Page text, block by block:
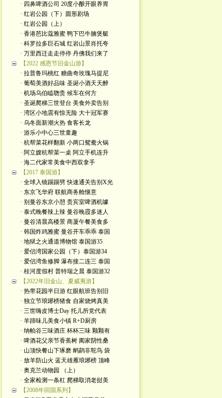
· 四鼻啤酒公司 20度小酿开眼养胃
· 红岩公园（下）圆形剧场
· 红岩公园（上）
· 香港芭比蔻雅蜜 鸭下巴牛腩煲艇
· 科罗拉多巨石城 红岩山景肖托夸
· 万里西迁走走停停 丹佛我们来了
【2022 感恩节旧金山游】
· 拉普鲁玛桃红 糖曲奇玫瑰马提尼
· 葡萄美酒好品味 圣诞小酒天天醉
· 机场乌伯瞌聦贵 候车在何方
· 圣诞爬梯三世登台 美食外卖告别
· 湾区小地震有惊无险 大十冠军赛
· 乌冬面新潮火热 食客长龙
· 游乐小中心三世童趣
· 杭帮菜花样翻新 小两口鸳鸯火锅
· 阿立嫂杭帮菜一桌 阿立手机连升
· 海二代家常美食中西双拿手
【2017 泰国游】
· 全球入镜踢踢劈 快速通关告别X光
· 东京飞华府 联航商务舱惬意
· 别曼谷东京小憩 贵宾室啤酒机噱
· 泰式晚餐辣上辣 曼谷晚霞多迷人
· 曼谷清晨高楼景 商厦午餐美食多
· 韩国炸鸡雅蜜 曼谷开车乖乖 泰国
· 地狱之火通道博物馆 泰国游35
· 爱侣湾国家公园（下）泰国游34
· 爱侣湾鱼修脚 瀑布接二连三 泰国
· 桂河度假村 普特瑞之晨 泰国游32
【2022年旧金山、夏威夷游】
· 热带花园半日游 红眼航班告别旧
· 独立节琅琊榜猪食 自家烧烤真美
· 三世嗨皮博士Day 托儿所党代表
· 羊蹄味儿美食小镇 R+D厨房
· 纳帕谷三味酒庄 杯杯三味 颗颗有
· 啤酒花父亲节香蕉树 阖家阴性桑
· 山顶快餐山下琢磨 鸸鹋非鸵鸟 袋
· 放羊防山火 蓝天雄雁琅琊榜 顶峰
· 奥克兰动物园 （上）
· 全家检测一条杠 爬梯取消老挝美
【2008年回国系列】